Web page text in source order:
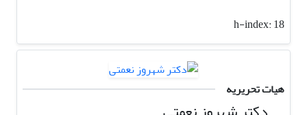
h-index:18
هیات تحریریه